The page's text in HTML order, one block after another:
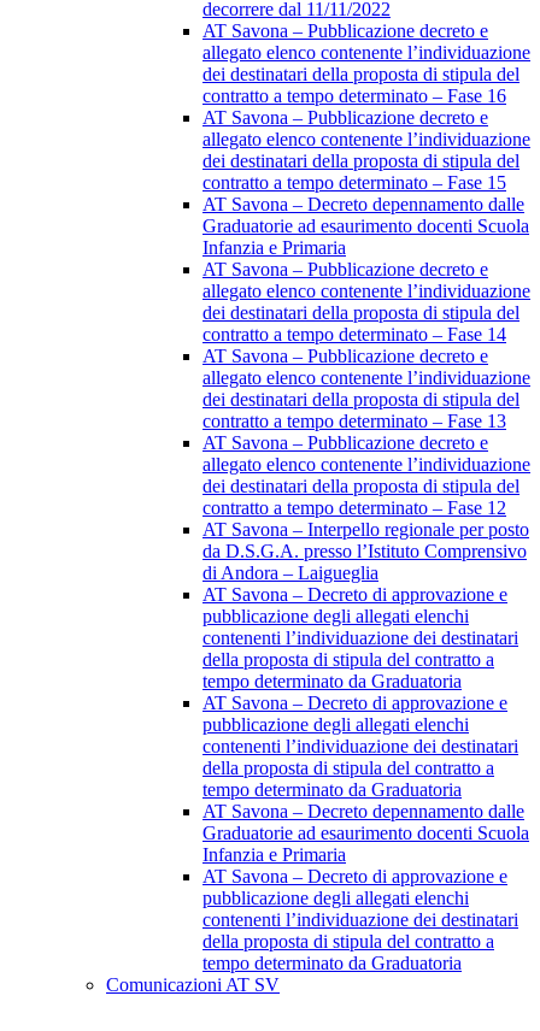
decorrere dal 11/11/2022
AT Savona – Pubblicazione decreto e
allegato elenco contenente l’individuazione
dei destinatari della proposta di stipula del
contratto a tempo determinato – Fase 16
AT Savona – Pubblicazione decreto e
allegato elenco contenente l’individuazione
dei destinatari della proposta di stipula del
contratto a tempo determinato – Fase 15
AT Savona – Decreto depennamento dalle
Graduatorie ad esaurimento docenti Scuola
Infanzia e Primaria
AT Savona – Pubblicazione decreto e
allegato elenco contenente l’individuazione
dei destinatari della proposta di stipula del
contratto a tempo determinato – Fase 14
AT Savona – Pubblicazione decreto e
allegato elenco contenente l’individuazione
dei destinatari della proposta di stipula del
contratto a tempo determinato – Fase 13
AT Savona – Pubblicazione decreto e
allegato elenco contenente l’individuazione
dei destinatari della proposta di stipula del
contratto a tempo determinato – Fase 12
AT Savona – Interpello regionale per posto
da D.S.G.A. presso l’Istituto Comprensivo
di Andora – Laigueglia
AT Savona – Decreto di approvazione e
pubblicazione degli allegati elenchi
contenenti l’individuazione dei destinatari
della proposta di stipula del contratto a
tempo determinato da Graduatoria
AT Savona – Decreto di approvazione e
pubblicazione degli allegati elenchi
contenenti l’individuazione dei destinatari
della proposta di stipula del contratto a
tempo determinato da Graduatoria
AT Savona – Decreto depennamento dalle
Graduatorie ad esaurimento docenti Scuola
Infanzia e Primaria
AT Savona – Decreto di approvazione e
pubblicazione degli allegati elenchi
contenenti l’individuazione dei destinatari
della proposta di stipula del contratto a
tempo determinato da Graduatoria
Comunicazioni AT SV